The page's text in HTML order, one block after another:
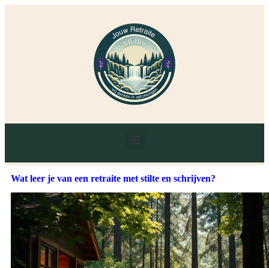
Wat leer je van een retraite met stilte en schrijven?